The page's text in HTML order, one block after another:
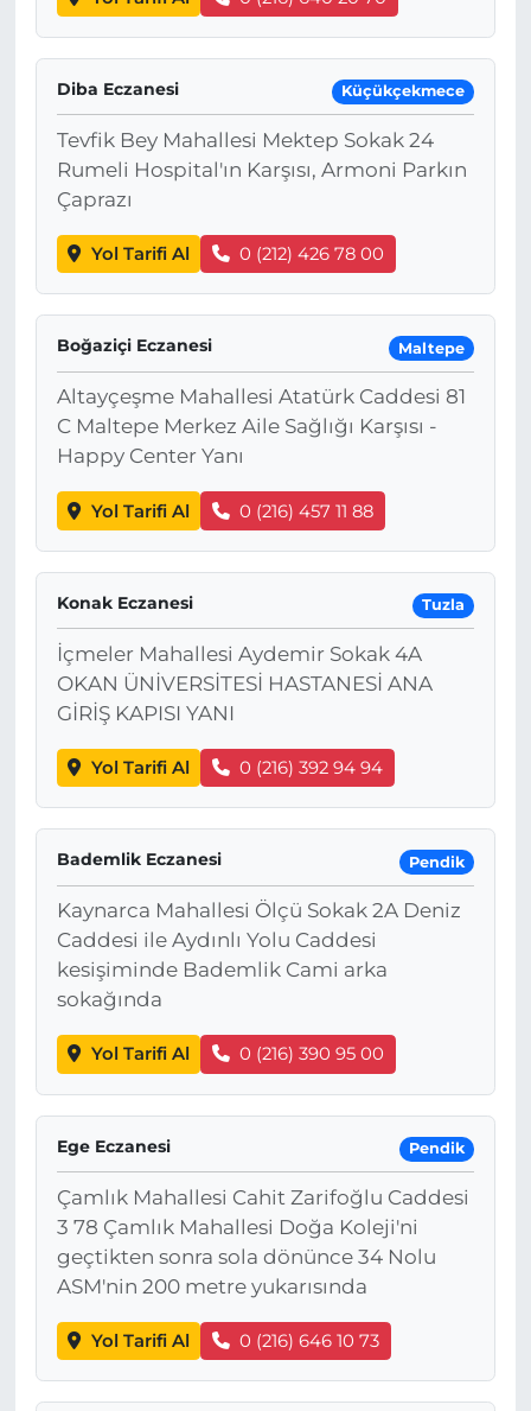
Diba Eczanesi Küçükçekmece
Tevfik Bey Mahallesi Mektep Sokak 24
Rumeli Hospital'ın Karşısı, Armoni Parkın
Çaprazı
Yol Tarifi Al 0 (212) 426 78 00
Boğaziçi Eczanesi Maltepe
Altayçeşme Mahallesi Atatürk Caddesi 81
C Maltepe Merkez Aile Sağlığı Karşısı -
Happy Center Yanı
Yol Tarifi Al 0 (216) 457 11 88
Konak Eczanesi Tuzla
İçmeler Mahallesi Aydemir Sokak 4A
OKAN ÜNİVERSİTESİ HASTANESİ ANA
GİRİŞ KAPISI YANI
Yol Tarifi Al 0 (216) 392 94 94
Bademlik Eczanesi Pendik
Kaynarca Mahallesi Ölçü Sokak 2A Deniz
Caddesi ile Aydınlı Yolu Caddesi
kesişiminde Bademlik Cami arka
sokağında
Yol Tarifi Al 0 (216) 390 95 00
Ege Eczanesi Pendik
Çamlık Mahallesi Cahit Zarifoğlu Caddesi
3 78 Çamlık Mahallesi Doğa Koleji'ni
geçtikten sonra sola dönünce 34 Nolu
ASM'nin 200 metre yukarısında
Yol Tarifi Al 0 (216) 646 10 73